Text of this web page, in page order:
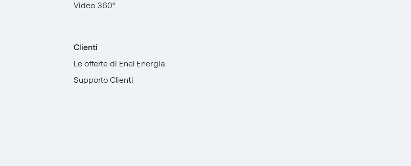
Video 360º
Clienti
Le offerte di Enel Energia
Supporto Clienti